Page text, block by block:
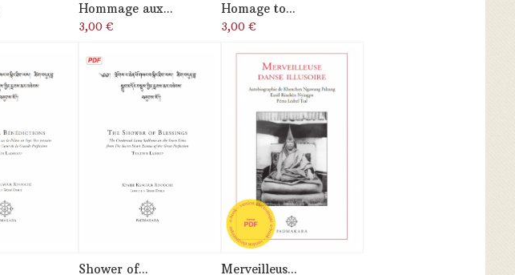
Hommage aux...
3,00 €
Homage to...
3,00 €
Shower of... Merveilleus...